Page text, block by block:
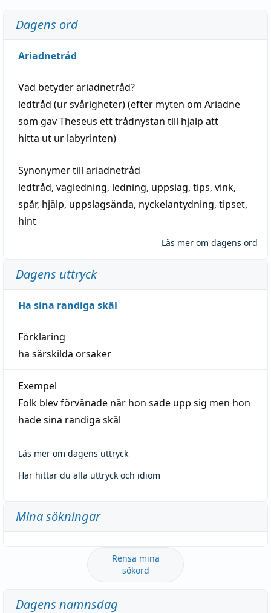
Dagens ord
Ariadnetråd
Vad betyderariadnetråd?
ledtråd (ur svårigheter) (efter myten om Ariadne
som gav Theseus ett trådnystan till hjälp att
hitta ut ur labyrinten)
Synonymer till ariadnetråd
ledtråd, vägledning, ledning, uppslag, tips, vink,
spår, hjälp, uppslagsända, nyckelantydning, tipset,
hint
Läs mer om dagens ord
Dagens uttryck
Ha sina randiga skäl
Förklaring
ha särskilda orsaker
Exempel
Folk blev förvånade när hon sade upp sig men hon
hade sina randiga skäl
Läs mer om dagens uttryck
Här hittar du alla uttryck och idiom
Mina sökningar
Rensa mina
sökord
Dagens namnsdag